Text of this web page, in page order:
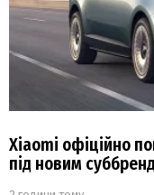
Xiaomi офіційно
під новим